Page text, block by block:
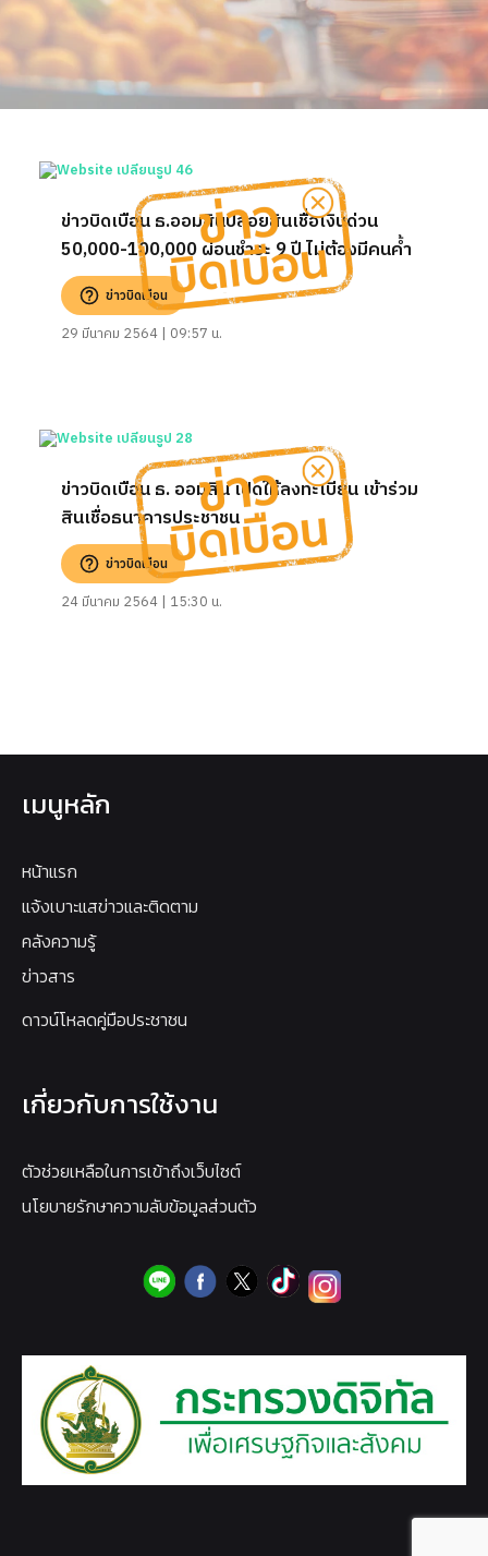
ข่าวบิดเบือน ธ.ออมสินปล่อยสินเชื่อเงินด่วน
50,000-100,000 ผ่อนชำระ 9 ปี ไม่ต้องมีคนค้ำ
ข่าวบิดเบือน
29 มีนาคม 2564 | 09:57 น.
ข่าวบิดเบือน ธ. ออมสิน เปิดให้ลงทะเบียน เข้าร่วม
สินเชื่อธนาคารประชาชน
ข่าวบิดเบือน
24 มีนาคม 2564 | 15:30 น.
เมนูหลัก
หน้าแรก
แจ้งเบาะแสข่าวและติดตาม
คลังความรู้
ข่าวสาร
ดาวน์โหลดคู่มือประชาชน
เกี่ยวกับการใช้งาน
ตัวช่วยเหลือในการเข้าถึงเว็บไซต์
นโยบายรักษาความลับข้อมูลส่วนตัว